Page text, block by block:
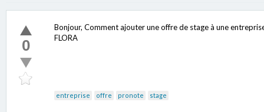
0
Bonjour, Comment ajouter une offre de stage à une
FLORA
entreprise offre pronote stage